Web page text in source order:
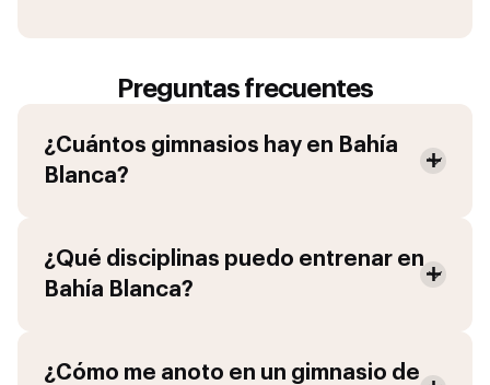
Preguntas frecuentes
¿Cuántos gimnasios hay en Bahía
Blanca?
¿Qué disciplinas puedo entrenar en
Bahía Blanca?
¿Cómo me anoto en un gimnasio de